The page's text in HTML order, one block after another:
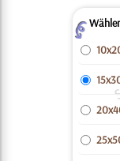
Z